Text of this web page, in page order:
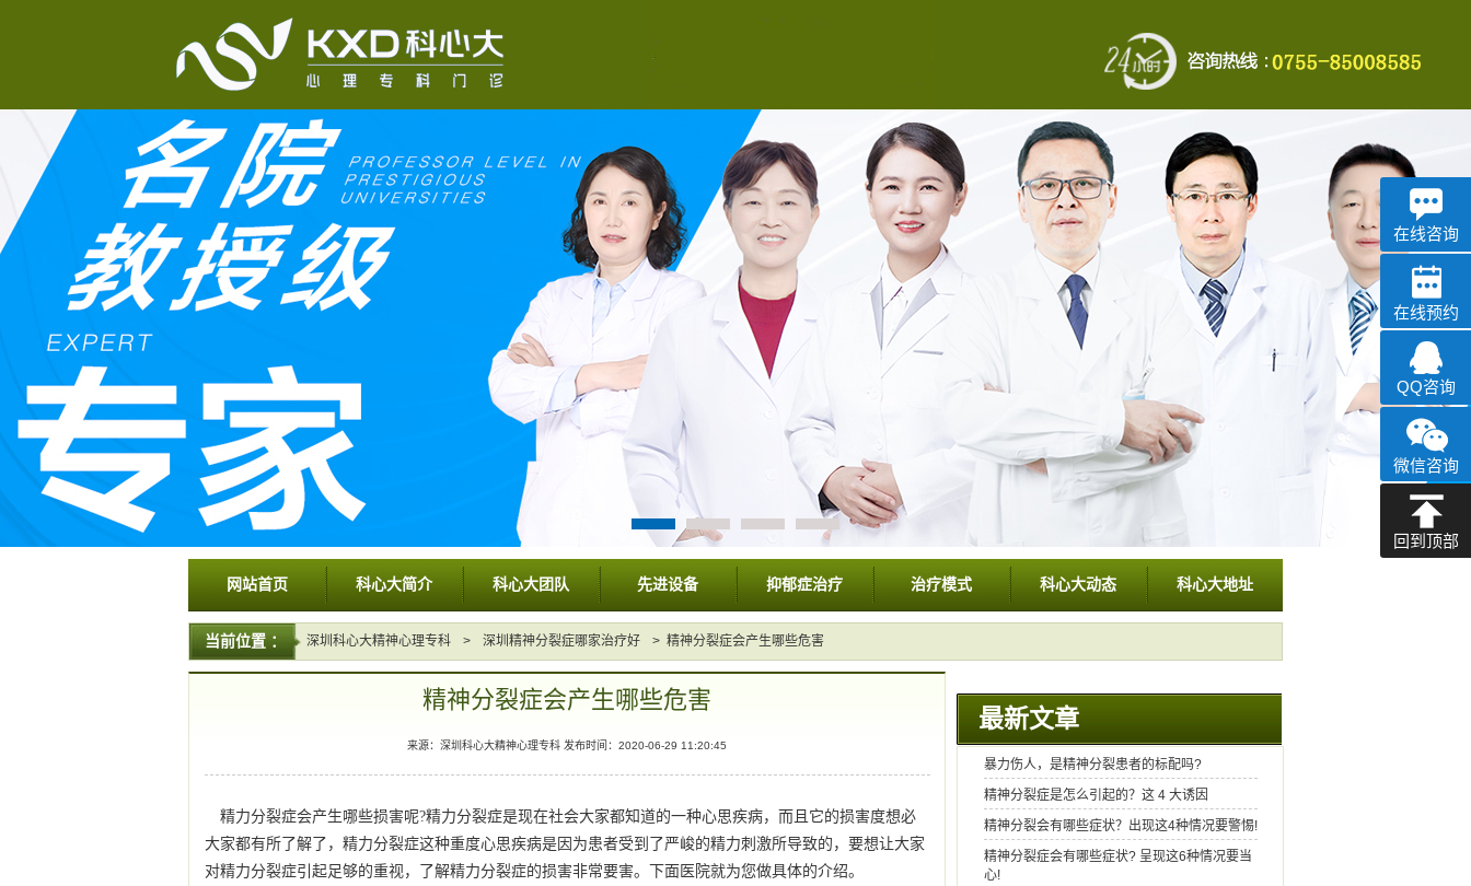
网站首页 科心大简介 科心大团队 先进设备 抑郁症治疗 治疗模式 科心大动态 科心大地址
当前位置 ： 深圳科心大精神心理专科 > 深圳精神分裂症哪家治疗好 > 精神分裂症会产生哪些危害
精神分裂症会产生哪些危害
来源：深圳科心大精神心理专科 发布时间：2020-06-29 11:20:45
精力分裂症会产生哪些损害呢?精力分裂症是现在社会大家都知道的一种心思疾病，而且它的损害度想必
大家都有所了解了，精力分裂症这种重度心思疾病是因为患者受到了严峻的精力刺激所导致的，要想让大家
对精力分裂症引起足够的重视，了解精力分裂症的损害非常要害。下面医院就为您做具体的介绍。
最新文章
暴力伤人，是精神分裂患者的标配吗?
精神分裂症是怎么引起的？这 4 大诱因
精神分裂会有哪些症状？出现这4种情况要警惕!
精神分裂症会有哪些症状? 呈现这6种情况要当
心!
在线咨询
在线预约
QQ咨询
微信咨询
回到顶部